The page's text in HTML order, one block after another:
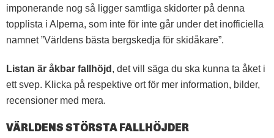
imponerande nog så ligger samtliga skidorter på denna
topplista i Alperna, som inte för inte går under det inofficiella
namnet ”Världens bästa bergskedja för skidåkare”.
Listan är åkbar fallhöjd , det vill säga du ska kunna ta åket i
ett svep. Klicka på respektive ort för mer information, bilder,
recensioner med mera.
VÄRLDENS STÖRSTA FALLHÖJDER